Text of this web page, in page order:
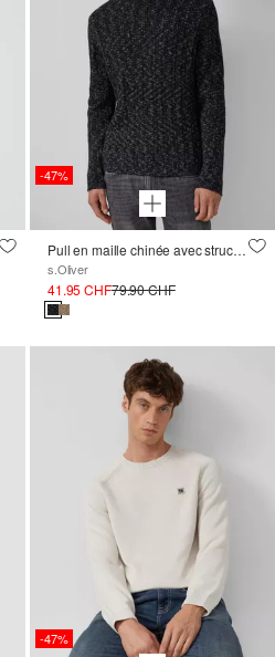
-47%
Pull en maille chinée avec structure côtelée
s.Oliver
41.95 CHF79.90 CHF
-47%